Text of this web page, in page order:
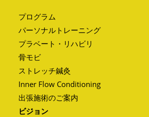
プログラム
パーソナルトレーニング
プラベート・リハビリ
骨モビ
ストレッチ鍼灸
Inner Flow Conditioning
出張施術のご案内
ビジョン